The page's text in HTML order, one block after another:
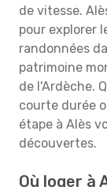
de vitesse.
pour explorer
randonnées
patrimoine
de l'Ardèche.
courte durée
étape à Alès
découvertes.
Où loger à